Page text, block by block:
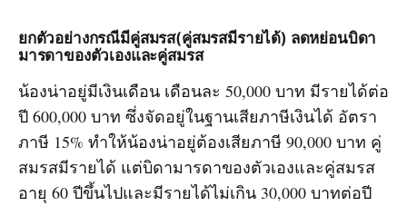
ยกตัวอย่างกรณีมีคู่สมรส(คู่สมรสมีรายได้) ลดหย่อนบิดา
มารดาของตัวเองและคู่สมรส
น้องน่าอยู่มีเงินเดือน เดือนละ 50,000 บาท มีรายได้ต่อ
ปี 600,000 บาท ซึ่งจัดอยู่ในฐานเสียภาษีเงินได้ อัตรา
ภาษี 15% ทำให้น้องน่าอยู่ต้องเสียภาษี 90,000 บาท คู่
สมรสมีรายได้ แต่บิดามารดาของตัวเองและคู่สมรส
อายุ 60 ปีขึ้นไปและมีรายได้ไม่เกิน 30,000 บาทต่อปี